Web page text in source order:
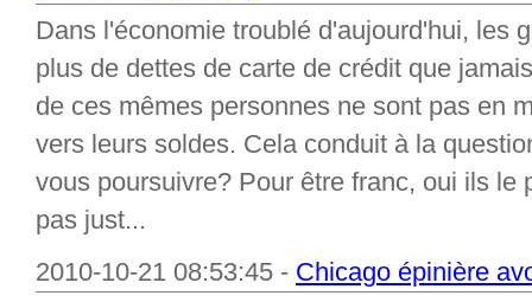
Dans l'économie troublé d'aujourd'hui, les
plus de dettes de carte de crédit que
de ces mêmes personnes ne sont pas en
vers leurs soldes. Cela conduit à la
vous poursuivre? Pour être franc, oui ils le
pas just...
2010-10-21 08:53:45 - Chicago épinière